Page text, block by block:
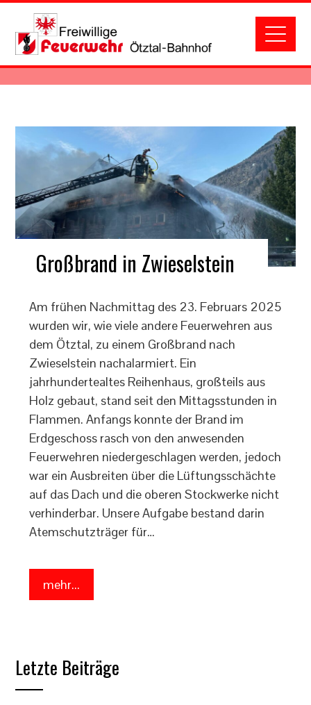
Großbrand in Zwieselstein
Am frühen Nachmittag des 23. Februars 2025
wurden wir, wie viele andere Feuerwehren aus
dem Ötztal, zu einem Großbrand nach
Zwieselstein nachalarmiert. Ein
jahrhundertealtes Reihenhaus, großteils aus
Holz gebaut, stand seit den Mittagsstunden in
Flammen. Anfangs konnte der Brand im
Erdgeschoss rasch von den anwesenden
Feuerwehren niedergeschlagen werden, jedoch
war ein Ausbreiten über die Lüftungsschächte
auf das Dach und die oberen Stockwerke nicht
verhinderbar. Unsere Aufgabe bestand darin
Atemschutzträger für…
mehr...
Letzte Beiträge